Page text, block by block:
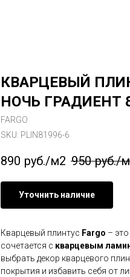
КВАРЦЕВЫЙ
НОЧЬ ГРАДИЕНТ
FARGO
SKU: PLIN81996-6
890 руб./м2 950 руб./
Уточнить наличие
Кварцевый плинтус Fargo –
сочетается с кварцевым
выбрать декор кварцевого
покрытия и избавить себя от